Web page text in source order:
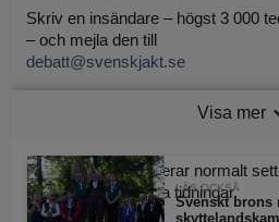
Skriv en insändare – högst 3 000
– och mejla den till
debatt@svenskjakt.se
Tänk på att uppge namn och
Svensk Jakt publicerar normalt
publicerats av andra tidningar.
Visa mer
LÄS OCKSÅ
Svenskt brons